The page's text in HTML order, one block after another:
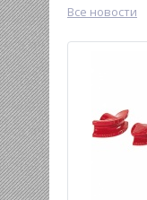
Все новости
%